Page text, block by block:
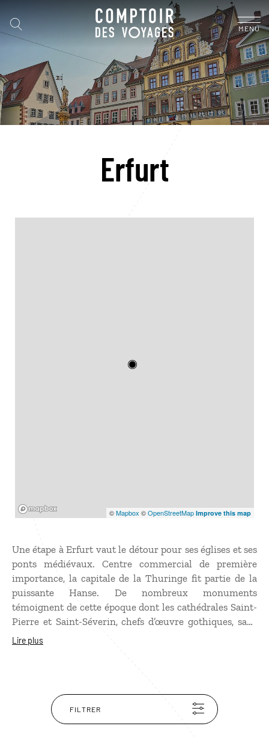
MENU
Erfurt
©Mapbox ©OpenStreetMap Improve this map
Une étape à Erfurt vaut le détour pour ses églises et ses
ponts médiévaux. Centre commercial de première
importance, la capitale de la Thuringe fit partie de la
puissante Hanse. De nombreux monuments
témoignent de cette époque dont les cathédrales Saint-
Pierre et Saint-Séverin, chefs d’œuvre gothiques, sans
oublier le couvent des Augustins où vécut Luther, ni
Krämerbrücke, entièrement bordé de maisons
médiévales.
Lire plus
FILTRER